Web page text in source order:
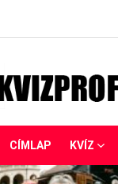
CÍMLAP KVÍZ